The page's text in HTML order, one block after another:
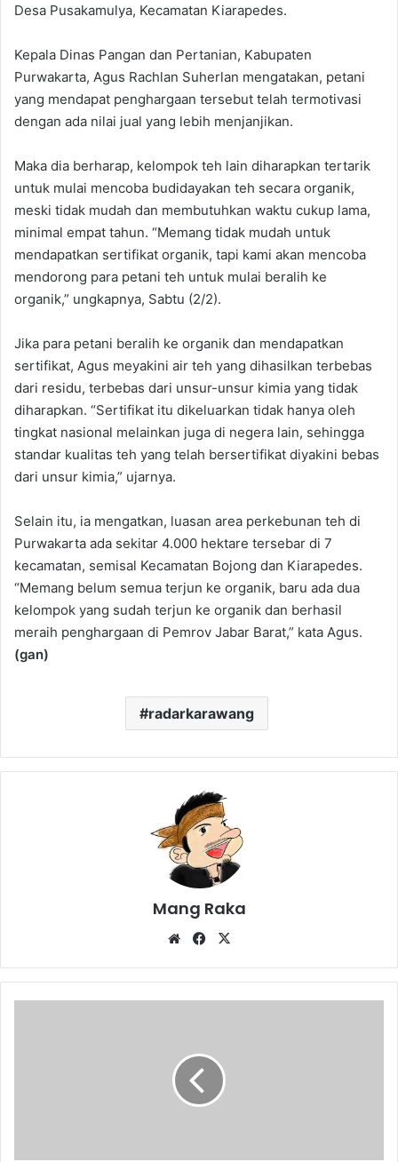
Desa Pusakamulya, Kecamatan Kiarapedes.
Kepala Dinas Pangan dan Pertanian, Kabupaten
Purwakarta, Agus Rachlan Suherlan mengatakan, petani
yang mendapat penghargaan tersebut telah termotivasi
dengan ada nilai jual yang lebih menjanjikan.
Maka dia berharap, kelompok teh lain diharapkan tertarik
untuk mulai mencoba budidayakan teh secara organik,
meski tidak mudah dan membutuhkan waktu cukup lama,
minimal empat tahun. “Memang tidak mudah untuk
mendapatkan sertifikat organik, tapi kami akan mencoba
mendorong para petani teh untuk mulai beralih ke
organik,” ungkapnya, Sabtu (2/2).
Jika para petani beralih ke organik dan mendapatkan
sertifikat, Agus meyakini air teh yang dihasilkan terbebas
dari residu, terbebas dari unsur-unsur kimia yang tidak
diharapkan. “Sertifikat itu dikeluarkan tidak hanya oleh
tingkat nasional melainkan juga di negera lain, sehingga
standar kualitas teh yang telah bersertifikat diyakini bebas
dari unsur kimia,” ujarnya.
Selain itu, ia mengatkan, luasan area perkebunan teh di
Purwakarta ada sekitar 4.000 hektare tersebar di 7
kecamatan, semisal Kecamatan Bojong dan Kiarapedes.
“Memang belum semua terjun ke organik, baru ada dua
kelompok yang sudah terjun ke organik dan berhasil
meraih penghargaan di Pemrov Jabar Barat,” kata Agus.
(gan)
radarkarawang
Mang Raka
WebsiteFacebook